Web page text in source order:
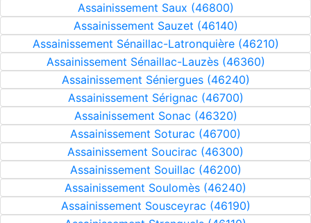
Assainissement Saux (46800)
Assainissement Sauzet (46140)
Assainissement Sénaillac-Latronquière (46210)
Assainissement Sénaillac-Lauzès (46360)
Assainissement Séniergues (46240)
Assainissement Sérignac (46700)
Assainissement Sonac (46320)
Assainissement Soturac (46700)
Assainissement Soucirac (46300)
Assainissement Souillac (46200)
Assainissement Soulomès (46240)
Assainissement Sousceyrac (46190)